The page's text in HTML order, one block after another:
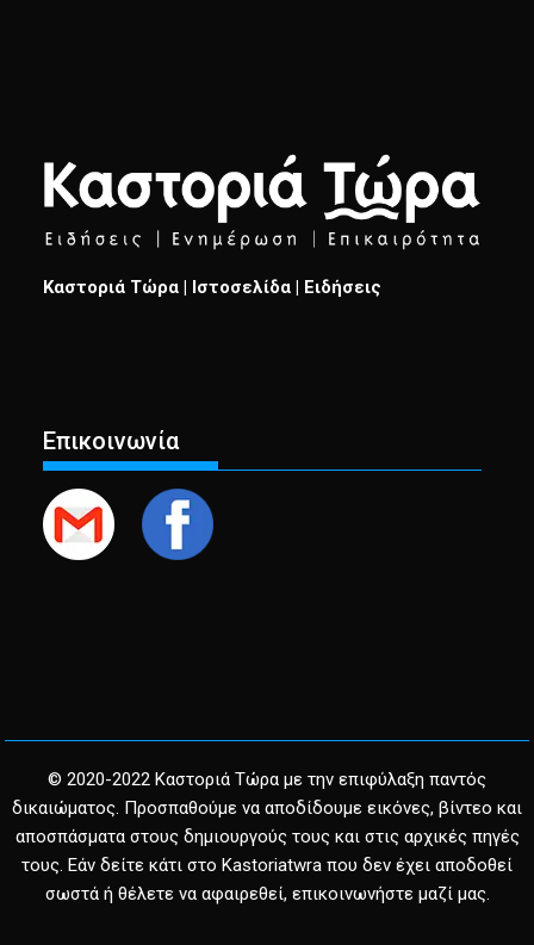
Καστοριά Τώρα | Ιστοσελίδα | Ειδήσεις
Επικοινωνία
© 2020-2022 Καστοριά Τώρα με την επιφύλαξη παντός
δικαιώματος. Προσπαθούμε να αποδίδουμε εικόνες, βίντεο και
αποσπάσματα στους δημιουργούς τους και στις αρχικές πηγές
τους. Εάν δείτε κάτι στο Kastoriatwra που δεν έχει αποδοθεί
σωστά ή θέλετε να αφαιρεθεί, επικοινωνήστε μαζί μας.